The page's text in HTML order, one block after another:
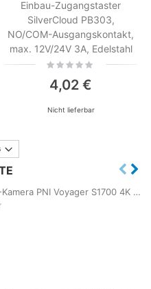
Einbau-Zugangstaster
SilverCloud PB303,
NO/COM-Ausgangskontakt,
max. 12V/24V 3A, Edelstahl
Rating:
4,02 €
Nicht lieferbar
Auto-DVR-Kamera PNI Voyager S1700 4K UHD, 3-Zoll-Bildschirm, zyklische Aufzeichnung, Parküberwachung, Bewegungserkennung, 12V/24V-Stromversorgung